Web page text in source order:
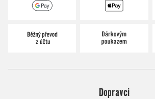
Dopravci